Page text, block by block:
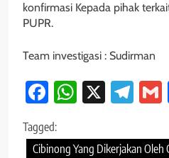
konfirmasi Kepada pihak
PUPR.
Team investigasi : Sudirman
Facebook
X
Tagged:
Cibinong Yang Dikerjakan Oleh